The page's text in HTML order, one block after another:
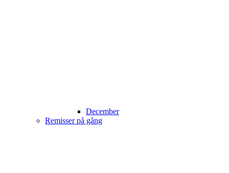
December
Remisser på gång